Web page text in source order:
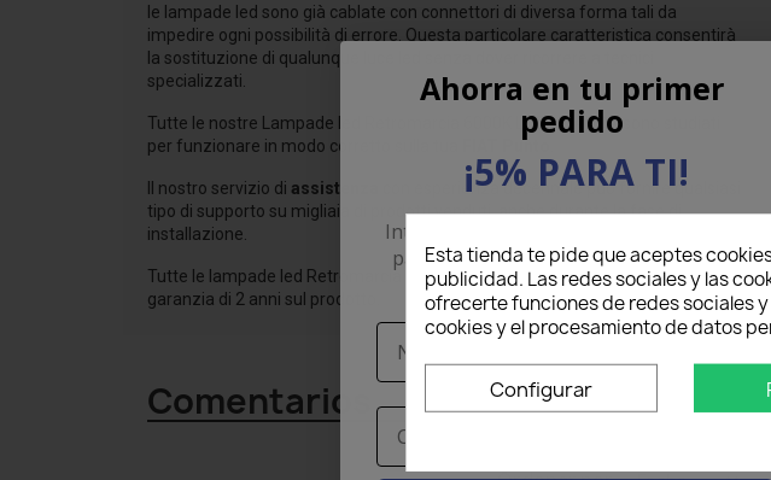
le lampade led sono già cablate con connettori di diversa forma tali da
impedire ogni possibilità di errore. Questa particolare caratteristica consentirà
la sostituzione di qualunque luce led senza dover ricorrere a tecnici
specializzati.
Tutte le nostre Lampade led Retromarcia 6000K LUCE BIANCA sono studiati
per funzionare in modo corretto sulla tua
FIAT Punto
Il nostro servizio di assistenza
con esperienza decennale può fornire qualsiasi
tipo di supporto su migliaia di prodotti venduti, anche durante la fase di
installazione.
Tutte le lampade led Retromarcia per tuaFIAT Puntosono dotate di una
garanzia di 2 anni sul prodotto.
Comentarios
Esta tienda te pide que aceptes
publicidad. Las redes sociales y las
ofrecerte funciones de redes sociales
cookies y el procesamiento de datos
Configurar
Ahorra en tu primer
pedido
¡5% PARA TI!
Introduce tu correo electrónico aquí abajo
para recibir un5% DE DESCUENTOen tu
primer pedido.
Nome
Email